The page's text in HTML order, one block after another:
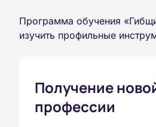
Программа обучения
изучить профильные
Получение
профессии